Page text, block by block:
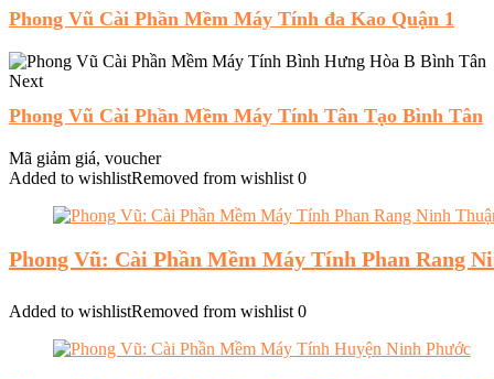
Phong Vũ Cài Phần Mềm Máy Tính đa Kao Quận 1
Next
Phong Vũ Cài Phần Mềm Máy Tính Tân Tạo Bình Tân
Mã giảm giá, voucher
Added to wishlistRemoved from wishlist 0
Phong Vũ: Cài Phần Mềm Máy Tính Phan Rang
Added to wishlistRemoved from wishlist 0